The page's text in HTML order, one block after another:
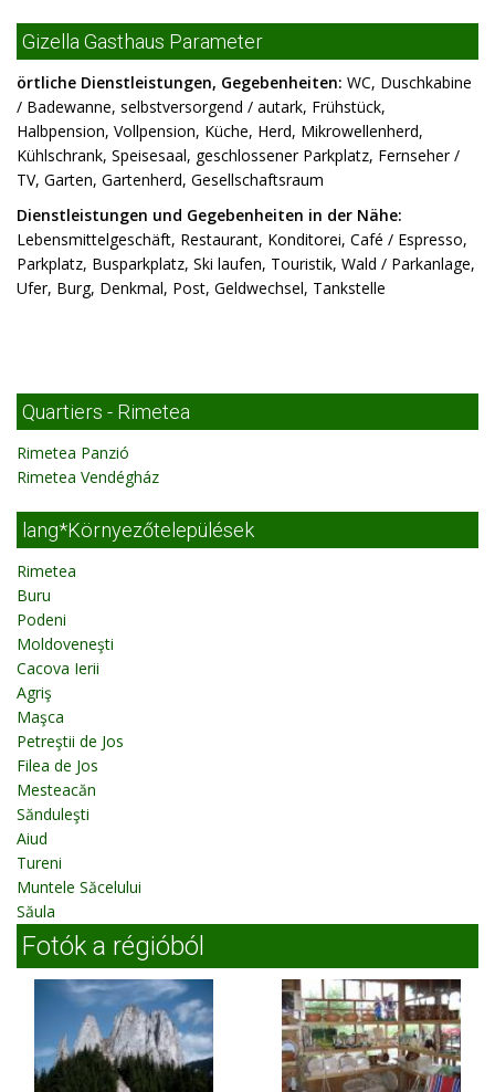
Gizella Gasthaus Parameter
örtliche Dienstleistungen, Gegebenheiten: WC, Duschkabine
/ Badewanne, selbstversorgend / autark, Frühstück,
Halbpension, Vollpension, Küche, Herd, Mikrowellenherd,
Kühlschrank, Speisesaal, geschlossener Parkplatz, Fernseher /
TV, Garten, Gartenherd, Gesellschaftsraum
Dienstleistungen und Gegebenheiten in der Nähe:
Lebensmittelgeschäft, Restaurant, Konditorei, Café / Espresso,
Parkplatz, Busparkplatz, Ski laufen, Touristik, Wald / Parkanlage,
Ufer, Burg, Denkmal, Post, Geldwechsel, Tankstelle
Quartiers - Rimetea
Rimetea Panzió
Rimetea Vendégház
lang*Környezőtelepülések
Rimetea
Buru
Podeni
Moldoveneşti
Cacova Ierii
Agriş
Maşca
Petreştii de Jos
Filea de Jos
Mesteacăn
Sănduleşti
Aiud
Tureni
Muntele Săcelului
Săula
Fotók a régióból